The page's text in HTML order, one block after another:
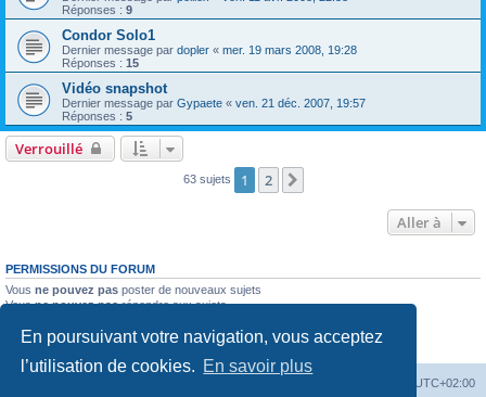
En poursuivant votre navigation, vous acceptez
l’utilisation de cookies. En savoir plus
Réponses : 9
Condor Solo1
Dernier message par dopler « mer. 19 mars 2008, 19:28
Réponses : 15
Vidéo snapshot
Dernier message par Gypaete « ven. 21 déc. 2007, 19:57
Réponses : 5
Verrouillé
63 sujets 1 2
Aller à
PERMISSIONS DU FORUM
Vous ne pouvez pas poster de nouveaux sujets
Vousne pouvez pasrépondre aux sujets
Vousne pouvez passupprimer vos messages
ne pouvez pas joindre des fichiers
UTC+02:00